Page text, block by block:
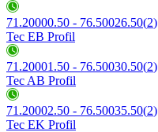
71.20000.50 - 76.50026.50(2)
Tec EB Profil
71.20001.50 - 76.50030.50(2)
Tec AB Profil
71.20002.50 - 76.50035.50(2)
Tec EK Profil